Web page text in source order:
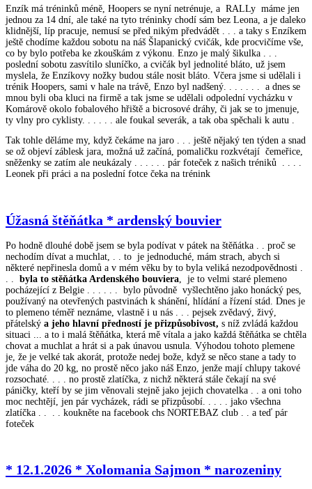
Enzík má tréninků méně, Hoopers se nyní netrénuje, a RALLy máme jen
jednou za 14 dní, ale také na tyto tréninky chodí sám bez Leona, a je daleko
klidnější, líp pracuje, nemusí se před nikým předvádět . . . a taky s Enzíkem
ještě chodíme každou sobotu na náš Šlapanický cvičák, kde procvičíme vše,
co by bylo potřeba ke zkouškám z výkonu. Enzo je malý šikulka . . .
poslední sobotu zasvítilo sluníčko, a cvičák byl jednolité bláto, už jsem
myslela, že Enzíkovy nožky budou stále nosit bláto. Včera jsme si udělali i
trénik Hoopers, sami v hale na trávě, Enzo byl nadšený. . . . . . . a dnes se
mnou byli oba kluci na firmě a tak jsme se udělali odpolední vycházku v
Komárově okolo fobalového hřiště a bicrosové dráhy, či jak se to jmenuje,
ty vlny pro cyklisty. . . . . . ale foukal severák, a tak oba spěchali k autu .
Tak tohle děláme my, když čekáme na jaro . . . ještě nějaký ten týden a snad
se ož objeví záblesk jara, možná už začíná, pomaličku rozkvétají čemeřice,
sněženky se zatím ale neukázaly . . . . . . pár foteček z našich tréniků . . . .
Leonek při práci a na poslední fotce čeka na trénink
Úžasná štěňátka * ardenský bouvier
Po hodně dlouhé době jsem se byla podívat v pátek na štěňátka . . proč se
nechodím dívat a muchlat, . . to je jednoduché, mám strach, abych si
některé nepřinesla domů a v mém věku by to byla veliká nezodpovědnosti .
byla to stěňátka Ardenského bouviera , je to velmi staré plemeno
pocházející z Belgie . . . . . . bylo původně vyšlechtěno jako honácký pes,
používaný na otevřených pastvinách k shánění, hlídání a řízení stád. Dnes je
to plemeno téměř neznáme, vlastně i u nás . . . pejsek zvědavý, živý,
přátelský a jeho hlavní předností je přizpůsobivost, s níž zvládá každou
situaci ... a to i malá štěňátka, která mě vítala a jako každá štěňátka se chtěla
chovat a muchlat a hrát si a pak únavou usnula. Výhodou tohoto plemene
je, že je velké tak akorát, protože nedej bože, když se něco stane a tady to
jde váha do 20 kg, no prostě něco jako náš Enzo, jenže mají chlupy takové
rozsochaté. . . . no prostě zlatíčka, z nichž některá stále čekají na své
páničky, kteří by se jim věnovali stejně jako jejich chovatelka . . a oni toho
moc nechtějí, jen pár vycházek, rádi se přizpůsobí. . . . . jako všechna
zlatíčka . . . . koukněte na facebook chs NORTEBAZ club . . a teď pár
foteček
* 12.1.2026 * Xolomania Sajmon * narozeniny